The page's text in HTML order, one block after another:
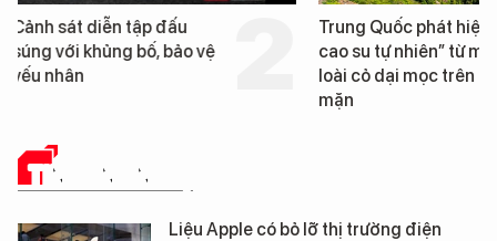
Trung Quốc phát hiện “mỏ
cao su tự nhiên” từ một
loài cỏ dại mọc trên đất
Loạt dự án bất động
Đà Nẵng sắp bị kiểm
TIN CÔNG NGHỆ
Liệu Apple có bỏ lỡ thị trường điện